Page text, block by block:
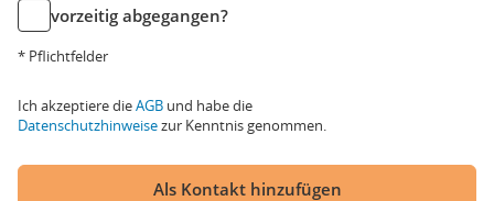
vorzeitig abgegangen?
* Pflichtfelder
Ich akzeptiere dieAGB und habe die
Datenschutzhinweisezur Kenntnis genommen.
Als Kontakt hinzufügen